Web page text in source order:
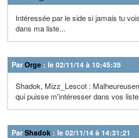
Intéressée par le side si jamais tu
dans ma liste...
ParOrge : le 02/11/14 à 10:45:35
Shadok, Mizz_Lescot :
qui puisse m'intéresser dans vos
ParShadok : le 02/11/14 à 14:31:21